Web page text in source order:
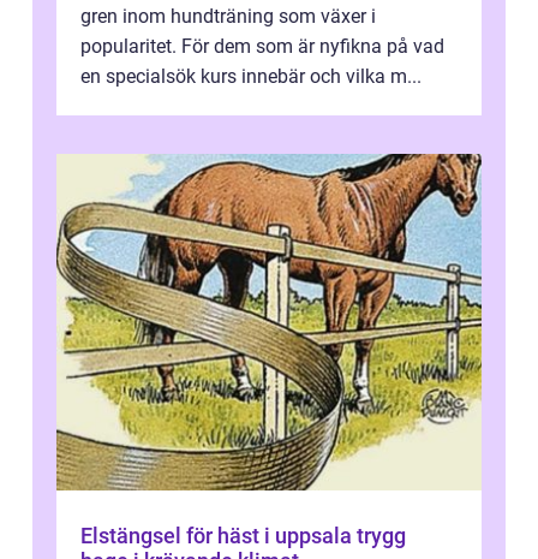
gren inom hundträning som växer i
popularitet. För dem som är nyfikna på vad
en specialsök kurs innebär och vilka m...
Elstängsel för häst i uppsala trygg